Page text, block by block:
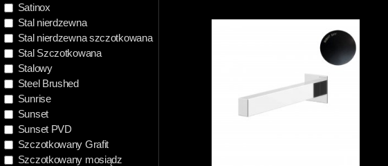
Satinox
Stal nierdzewna
Stal nierdzewna szczotkowana
Stal Szczotkowana
Stalowy
Steel Brushed
Sunrise
Sunset
Sunset PVD
Szczotkowany Grafit
Szczotkowany mosiądz